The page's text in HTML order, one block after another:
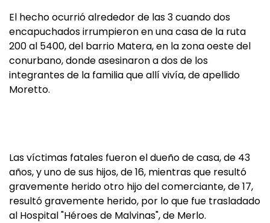
El hecho ocurrió alrededor de las 3 cuando dos
encapuchados irrumpieron en una casa de la ruta
200 al 5400, del barrio Matera, en la zona oeste del
conurbano, donde asesinaron a dos de los
integrantes de la familia que allí vivía, de apellido
Moretto.
Las víctimas fatales fueron el dueño de casa, de 43
años, y uno de sus hijos, de 16, mientras que resultó
gravemente herido otro hijo del comerciante, de 17,
resultó gravemente herido, por lo que fue trasladado
al Hospital "Héroes de Malvinas", de Merlo.